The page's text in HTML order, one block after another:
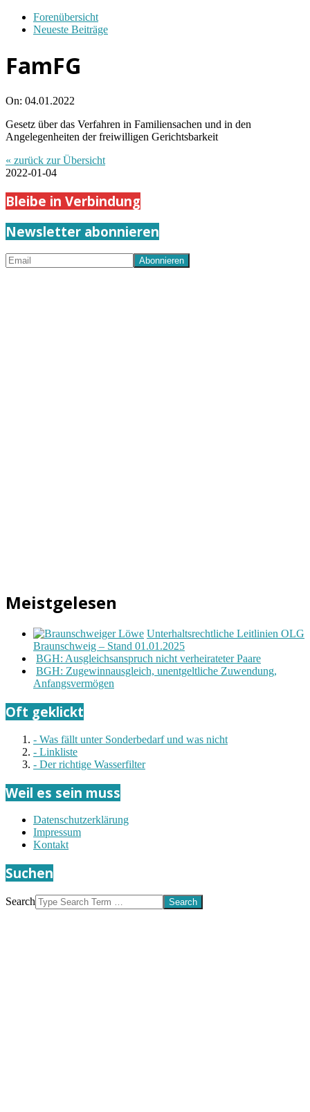
Forenübersicht
Neueste Beiträge
FamFG
On: 04.01.2022
Gesetz über das Verfahren in Familiensachen und in den
Angelegenheiten der freiwilligen Gerichtsbarkeit
« zurück zur Übersicht
2022-01-04
Bleibe in Verbindung
Newsletter abonnieren
Meistgelesen
Unterhaltsrechtliche Leitlinien OLG
Braunschweig – Stand 01.01.2025
BGH: Ausgleichsanspruch nicht verheirateter Paare
BGH: Zugewinnausgleich, unentgeltliche Zuwendung,
Anfangsvermögen
Oft geklickt
- Was fällt unter Sonderbedarf und was nicht
- Linkliste
- Der richtige Wasserfilter
Weil es sein muss
Datenschutzerklärung
Impressum
Kontakt
Suchen
Search